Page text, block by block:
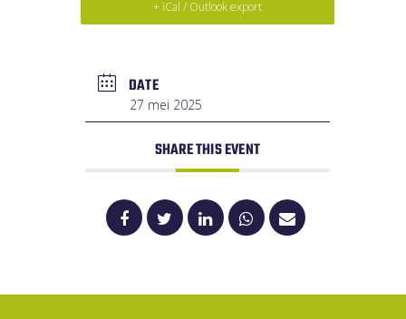
+ iCal / Outlook export
DATE
27 mei 2025
SHARE THIS EVENT